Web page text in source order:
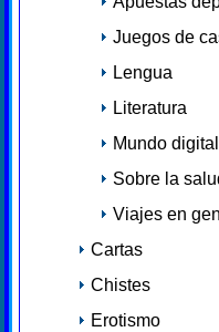
Juegos de
Lengua
Literatura
Mundo digital
Sobre la
Viajes en
Cartas
Chistes
Erotismo